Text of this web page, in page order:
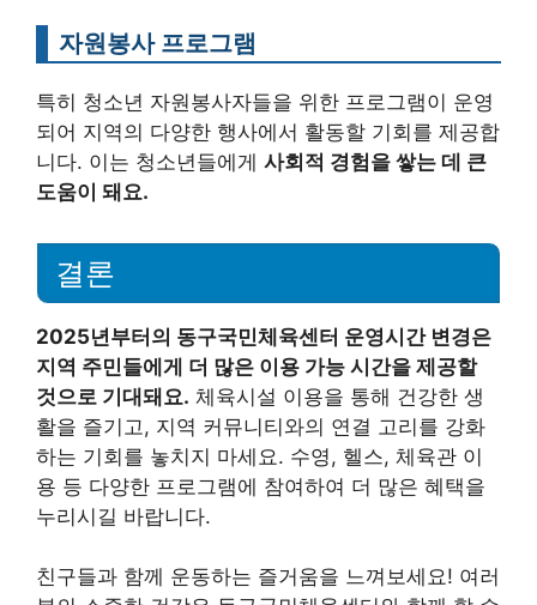
자원봉사 프로그램
특히 청소년 자원봉사자들을 위한 프로그램이 운영
되어 지역의 다양한 행사에서 활동할 기회를 제공합
니다. 이는 청소년들에게 사회적 경험을 쌓는 데 큰
도움이 돼요.
결론
2025년부터의 동구국민체육센터 운영시간 변경은
지역 주민들에게 더 많은 이용 가능 시간을 제공할
것으로 기대돼요. 체육시설 이용을 통해 건강한 생
활을 즐기고, 지역 커뮤니티와의 연결 고리를 강화
하는 기회를 놓치지 마세요. 수영, 헬스, 체육관 이
용 등 다양한 프로그램에 참여하여 더 많은 혜택을
누리시길 바랍니다.
친구들과 함께 운동하는 즐거움을 느껴보세요! 여러